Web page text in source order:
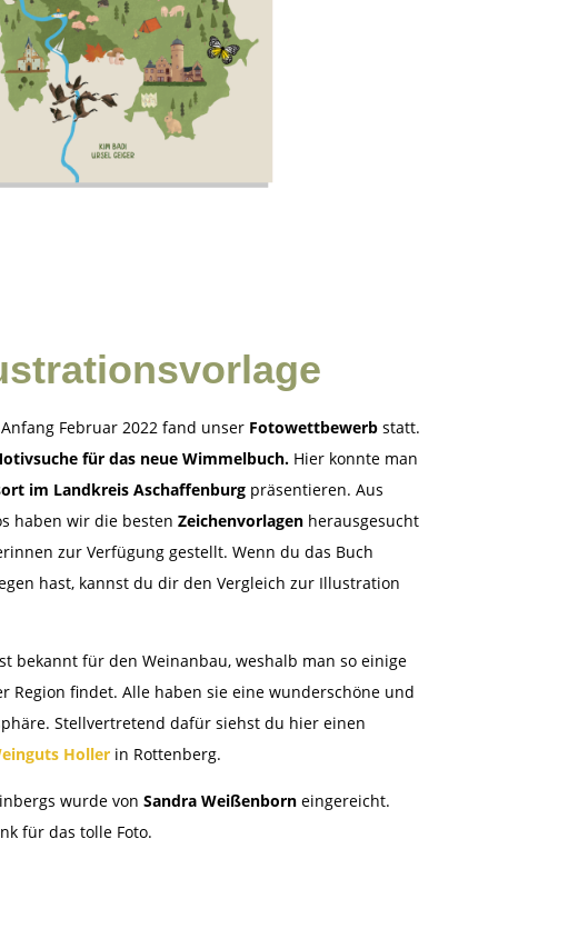
Februar 2022 fand unser Fotowettbewerbstatt.
für das neue Wimmelbuch. Hier konnte man
im Landkreis Aschaffenburgpräsentieren. Aus
haben wir die besten Zeichenvorlagenherausgesucht
zur Verfügung gestellt. Wenn du das Buch
hast, kannst du dir den Vergleich zur Illustration
bekannt für den Weinanbau, weshalb man so einige
Region findet. Alle haben sie eine wunderschöne und
Stellvertretend dafür siehst du hier einen
Hollerin Rottenberg.
wurde von Sandra Weißenborn eingereicht.
für das tolle Foto.